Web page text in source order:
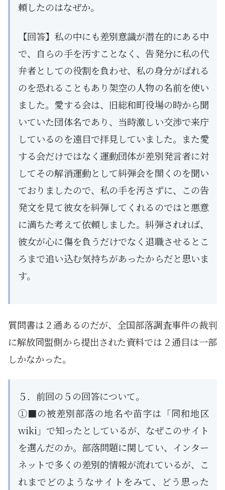
頼したのはなぜか。
【回答】私の中にも差別意識が潜在的にある中
で、自らの手を汚すことなく、告発分に私の代
弁者としての役割を負わせ、私の身分がばれる
のを恐れることもあり架空の人物の名前を使い
ました。愛する会は、旧総和町役場の時から聞
いていた団体名であり、当時激しい交渉で来庁
しているのを遠目で拝見していました。また愛
する会だけではなく運動団体が差別発言者に対
してその解消運動として糾弾会を開くのを聞い
ておりましたので、私の手を汚さずに、この告
発文を見て彼女を糾弾してくれるのではと悪意
に満ちた考えて依頼しました。糾弾されれば、
彼女が心に傷を負うだけでなく退職させるとこ
ろまで追い込む気持ちがあったからだと思いま
す。
質問書は２通あるのだが、全国部落調査事件の裁判
に解放同盟側から提出された資料では２通目は一部
しかなかった。
５．前回の５の回答について。
①■の被差別部落の地名や苗字は「同和地区
wiki」で知ったとしているが、なぜこのサイト
を選んだのか。部落問題に関してい、インター
ネットで多くの差別的情報が流れているが、こ
れまでどのようなサイトをみて、どう思った